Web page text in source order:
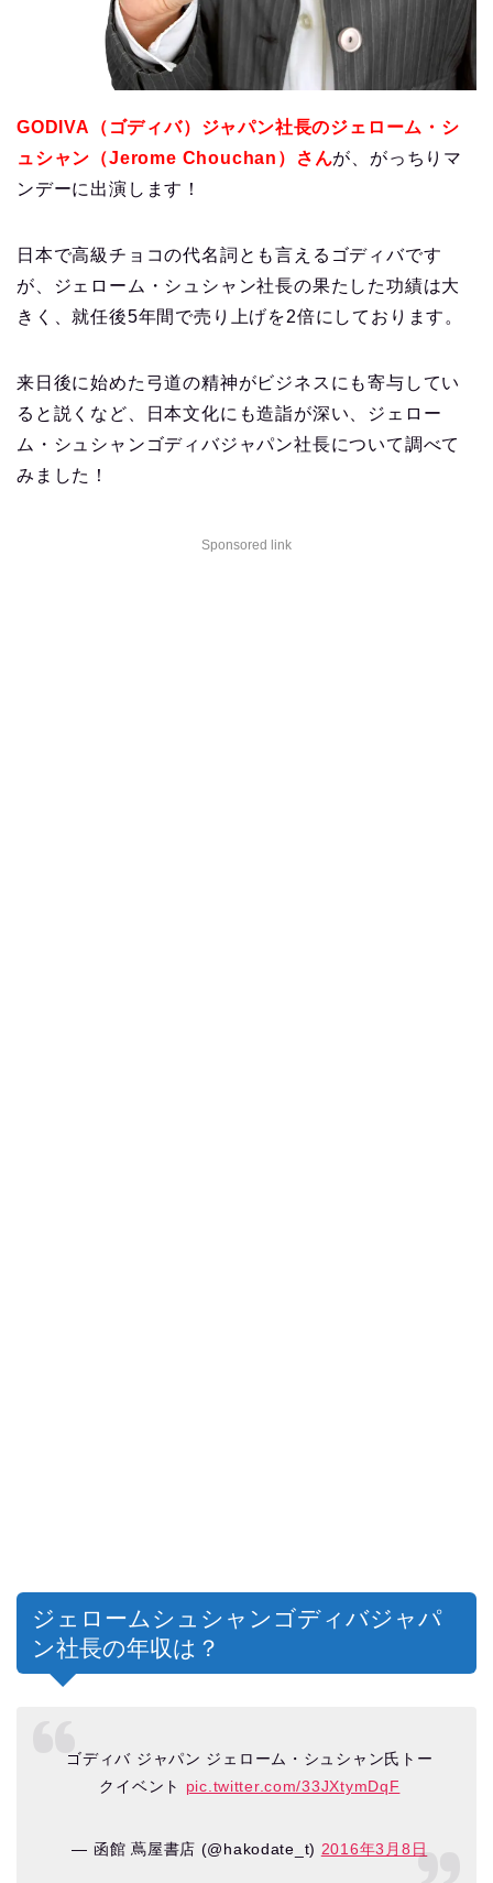
GODIVA（ゴディバ）ジャパン社長のジェローム・シ
ュシャン（Jerome Chouchan）さんが、がっちりマ
ンデーに出演します！
日本で高級チョコの代名詞とも言えるゴディバです
が、ジェローム・シュシャン社長の果たした功績は大
きく、就任後5年間で売り上げを2倍にしております。
来日後に始めた弓道の精神がビジネスにも寄与してい
ると説くなど、日本文化にも造詣が深い、ジェロー
ム・シュシャンゴディバジャパン社長について調べて
みました！
Sponsored link
ジェロームシュシャンゴディバジャパ
ン社長の年収は？
ゴディバ ジャパン ジェローム・シュシャン氏トー
クイベント pic.twitter.com/33JXtymDqF
— 函館 蔦屋書店 (@hakodate_t) 2016年3月8日